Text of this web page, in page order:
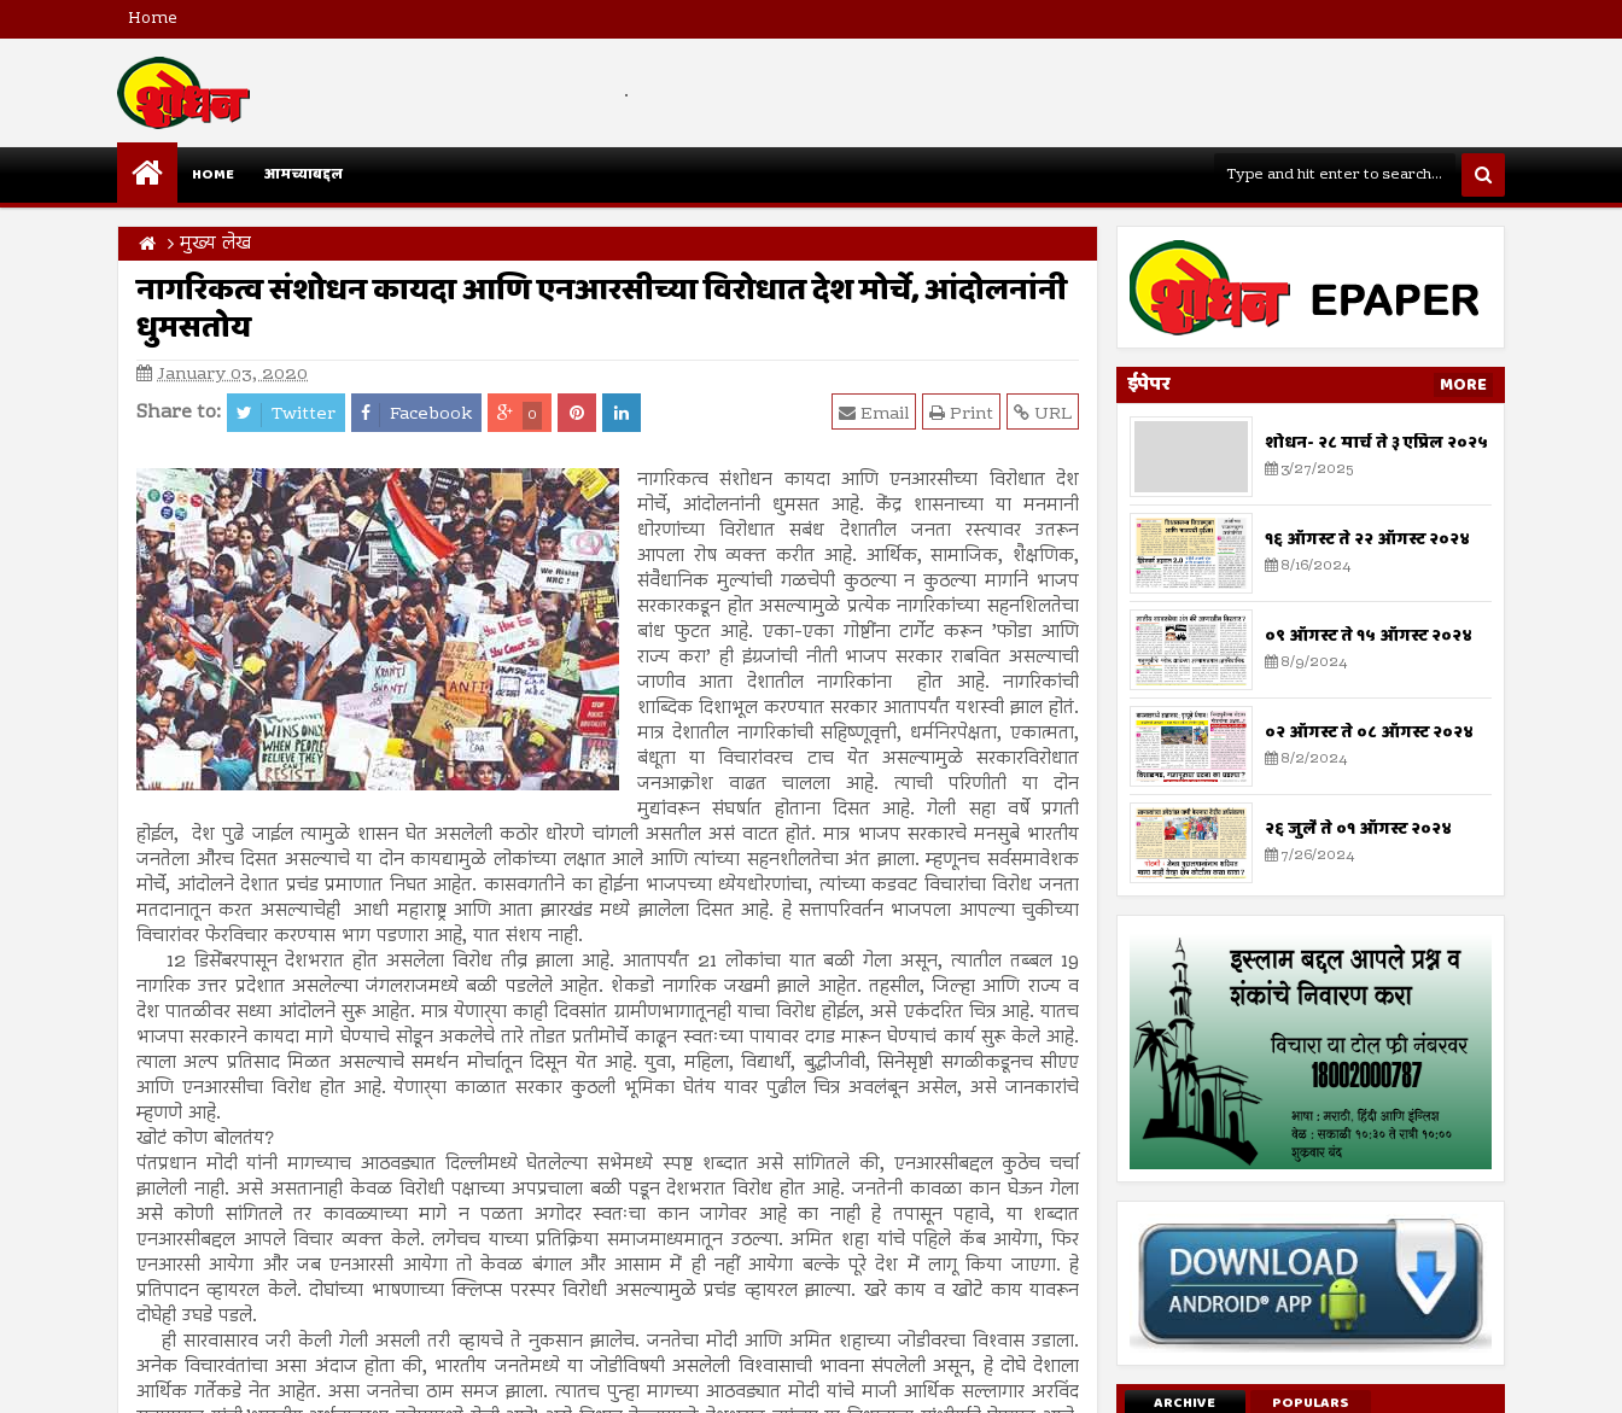
Home
.
HOME आमच्याबद्दल
मुख्य लेख
नागरिकत्व संशोधन कायदा आणि एनआरसीच्या विरोधात देश मोर्चे, आंदोलनांनी
धुमसतोय
January 03, 2020
Share to: Twitter Facebook 0 URL
Print
Email
नागरिकत्व संशोधन कायदा आणि एनआरसीच्या विरोधात देश
मोर्चे, आंदोलनांनी धुमसत आहे. केंद्र शासनाच्या या मनमानी
धोरणांच्या विरोधात सबंध देशातील जनता रस्त्यावर उतरून
आपला रोष व्यक्त करीत आहे. आर्थिक, सामाजिक, शैक्षणिक,
संवैधानिक मुल्यांची गळचेपी कुठल्या न कुठल्या मार्गाने भाजप
सरकारकडून होत असल्यामुळे प्रत्येक नागरिकांच्या सहनशिलतेचा
बांध फुटत आहे. एका-एका गोष्टींना टार्गेट करून ’फोडा आणि
राज्य करा’ ही इंग्रजांची नीती भाजप सरकार राबवित असल्याची
जाणीव आता देशातील नागरिकांना होत आहे. नागरिकांची
शाब्दिक दिशाभूल करण्यात सरकार आतापर्यंत यशस्वी झाल होतं.
मात्र देशातील नागरिकांची सहिष्णूवृत्ती, धर्मनिरपेक्षता, एकात्मता,
बंधूता या विचारांवरच टाच येत असल्यामुळे सरकारविरोधात
जनआक्रोश वाढत चालला आहे. त्याची परिणीती या दोन
मुद्यांवरून संघर्षात होताना दिसत आहे. गेली सहा वर्षे प्रगती
होईल, देश पुढे जाईल त्यामुळे शासन घेत असलेली कठोर धोरणे चांगली असतील असं वाटत होतं. मात्र भाजप सरकारचे मनसुबे भारतीय
जनतेला औरच दिसत असल्याचे या दोन कायद्यामुळे लोकांच्या लक्षात आले आणि त्यांच्या सहनशीलतेचा अंत झाला. म्हणूनच सर्वसमावेशक
मोर्चे, आंदोलने देशात प्रचंड प्रमाणात निघत आहेत. कासवगतीने का होईना भाजपच्या ध्येयधोरणांचा, त्यांच्या कडवट विचारांचा विरोध जनता
मतदानातून करत असल्याचेही आधी महाराष्ट्र आणि आता झारखंड मध्ये झालेला दिसत आहे. हे सत्तापरिवर्तन भाजपला आपल्या चुकीच्या
विचारांवर फेरविचार करण्यास भाग पडणारा आहे, यात संशय नाही.
12 डिसेंबरपासून देशभरात होत असलेला विरोध तीव्र झाला आहे. आतापर्यंत 21 लोकांचा यात बळी गेला असून, त्यातील तब्बल 19
नागरिक उत्तर प्रदेशात असलेल्या जंगलराजमध्ये बळी पडलेले आहेत. शेकडो नागरिक जखमी झाले आहेत. तहसील, जिल्हा आणि राज्य व
देश पातळीवर सध्या आंदोलने सुरू आहेत. मात्र येणार्‍या काही दिवसांत ग्रामीणभागातूनही याचा विरोध होईल, असे एकंदरित चित्र आहे. यातच
भाजपा सरकारने कायदा मागे घेण्याचे सोडून अकलेचे तारे तोडत प्रतीमोर्चे काढून स्वतःच्या पायावर दगड मारून घेण्याचं कार्य सुरू केले आहे.
त्याला अल्प प्रतिसाद मिळत असल्याचे समर्थन मोर्चातून दिसून येत आहे. युवा, महिला, विद्यार्थी, बुद्धीजीवी, सिनेसृष्टी सगळीकडूनच सीएए
आणि एनआरसीचा विरोध होत आहे. येणार्‍या काळात सरकार कुठली भूमिका घेतंय यावर पुढील चित्र अवलंबून असेल, असे जानकारांचे
म्हणणे आहे.
खोटं कोण बोलतंय?
पंतप्रधान मोदी यांनी मागच्याच आठवड्यात दिल्लीमध्ये घेतलेल्या सभेमध्ये स्पष्ट शब्दात असे सांगितले की, एनआरसीबद्दल कुठेच चर्चा
झालेली नाही. असे असतानाही केवळ विरोधी पक्षाच्या अपप्रचाला बळी पडून देशभरात विरोध होत आहे. जनतेनी कावळा कान घेऊन गेला
असे कोणी सांगितले तर कावळ्याच्या मागे न पळता अगोदर स्वतःचा कान जागेवर आहे का नाही हे तपासून पहावे, या शब्दात
एनआरसीबद्दल आपले विचार व्यक्त केले. लगेचच याच्या प्रतिक्रिया समाजमाध्यमातून उठल्या. अमित शहा यांचे पहिले कॅब आयेगा, फिर
एनआरसी आयेगा और जब एनआरसी आयेगा तो केवळ बंगाल और आसाम में ही नहीं आयेगा बल्के पूरे देश में लागू किया जाएगा. हे
प्रतिपादन व्हायरल केले. दोघांच्या भाषणाच्या क्लिप्स परस्पर विरोधी असल्यामुळे प्रचंड व्हायरल झाल्या. खरे काय व खोटे काय यावरून
दोघेही उघडे पडले.
ही सारवासारव जरी केली गेली असली तरी व्हायचे ते नुकसान झालेच. जनतेचा मोदी आणि अमित शहाच्या जोडीवरचा विश्‍वास उडाला.
अनेक विचारवंतांचा असा अंदाज होता की, भारतीय जनतेमध्ये या जोडीविषयी असलेली विश्‍वासाची भावना संपलेली असून, हे दोघे देशाला
आर्थिक गर्तेकडे नेत आहेत. असा जनतेचा ठाम समज झाला. त्यातच पुन्हा मागच्या आठवड्यात मोदी यांचे माजी आर्थिक सल्लागार अरविंद
ईपेपर MORE
शोधन- २८ मार्च ते ३ एप्रिल २०२५
3/27/2025
१६ ऑगस्ट ते २२ ऑगस्ट २०२४
8/16/2024
०९ ऑगस्ट ते १५ ऑगस्ट २०२४
8/9/2024
०२ ऑगस्ट ते ०८ ऑगस्ट २०२४
8/2/2024
२६ जुलै ते ०१ ऑगस्ट २०२४
7/26/2024
ARCHIVE POPULARS